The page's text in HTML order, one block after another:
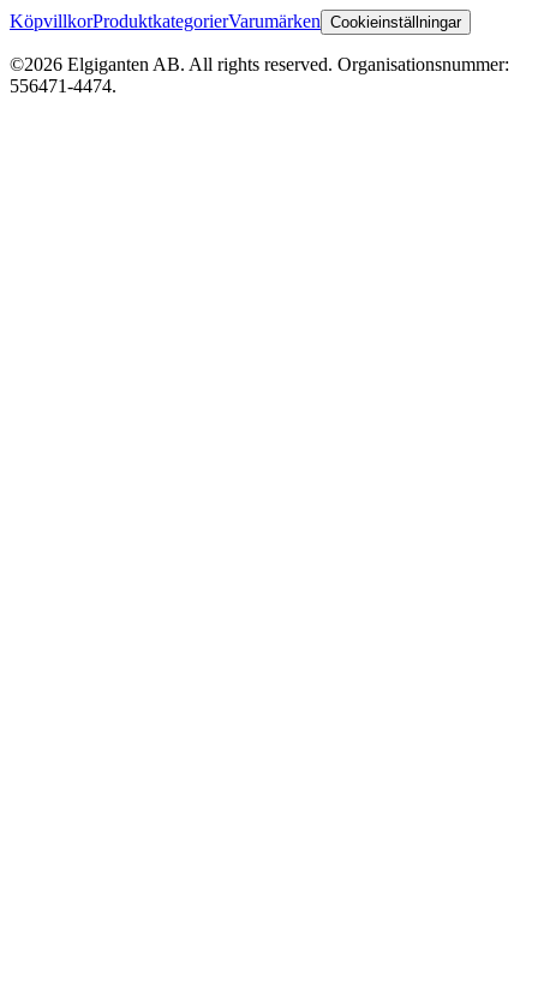
KöpvillkorProduktkategorierVarumärken Cookieinställningar
©2026 Elgiganten AB. All rights reserved. Organisationsnummer:
556471-4474.